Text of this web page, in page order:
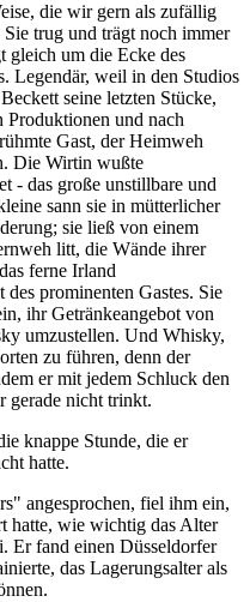
die wir gern als zufällig
trug und trägt noch immer
gleich um die Ecke des
Legendär, weil in den Studios
seine letzten Stücke,
Produktionen und nach
Gast, der Heimweh
Die Wirtin wußte
- das große unstillbare und
sann sie in mütterlicher
sie ließ von einem
litt, die Wände ihrer
ferne Irland
prominenten Gastes. Sie
ihr Getränkeangebot von
umzustellen. Und Whisky,
zu führen, denn der
er mit jedem Schluck den
gerade nicht trinkt.
knappe Stunde, die er
hatte.
angesprochen, fiel ihm ein,
hatte, wie wichtig das Alter
Er fand einen Düsseldorfer
das Lagerungsalter als